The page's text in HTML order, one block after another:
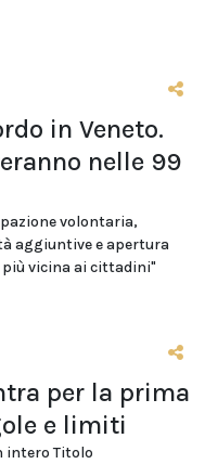
in Veneto.
nelle 99
volontaria,
aggiuntive e apertura
più vicina ai cittadini"
per la prima
e limiti
intero Titolo